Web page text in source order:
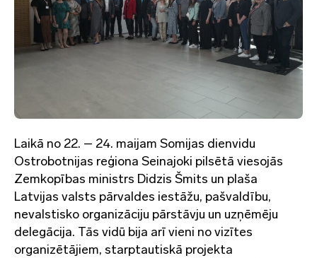
Laikā no 22. – 24. maijam Somijas dienvidu
Ostrobotnijas reģiona Seinajoki pilsētā viesojās
Zemkopības ministrs Didzis Šmits un plaša
Latvijas valsts pārvaldes iestāžu, pašvaldību,
nevalstisko organizāciju pārstāvju un uzņēmēju
delegācija. Tās vidū bija arī vieni no vizītes
organizētājiem, starptautiskā projekta